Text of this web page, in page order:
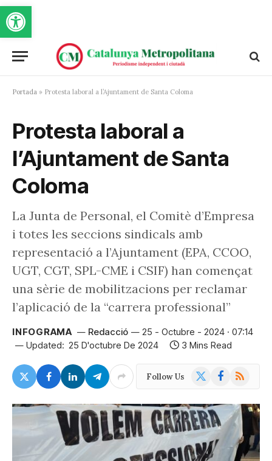
Obre la barra d'eines
Portada » Protesta laboral a l’Ajuntament de Santa Coloma
Protesta laboral a
l’Ajuntament de Santa
Coloma
La Junta de Personal, el Comitè d’Empresa
i totes les seccions sindicals amb
representació a l’Ajuntament (EPA, CCOO,
UGT, CGT, SPL-CME i CSIF) han començat
una sèrie de mobilitzacions per reclamar
l’aplicació de la “carrera professional”
INFOGRAMA Redacció
25 - Octubre - 2024 · 07:14
Updated: 25 D'octubre De 2024 3 Mins Read
Follow Us Facebook
RSS